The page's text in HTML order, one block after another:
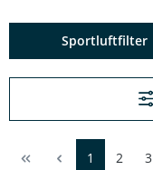
Sportluftfilter
1 2 3